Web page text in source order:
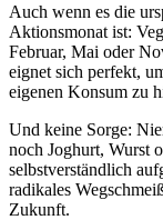
Auch wenn es die
Aktionsmonat ist:
Februar, Mai oder
eignet sich perfekt,
eigenen Konsum zu
Und keine Sorge:
noch Joghurt, Wurst
selbstverständlich
radikales
Zukunft.